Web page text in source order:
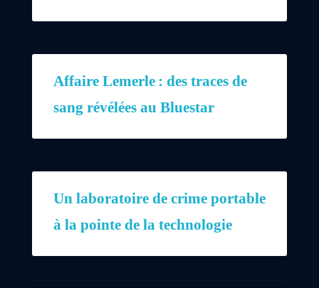
Affaire Lemerle : des traces de
sang révélées au Bluestar
Un laboratoire de crime portable
à la pointe de la technologie